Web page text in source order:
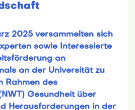
2025 versammelten sich
sowie Interessierte
an
an der Universität zu
Rahmen des
Gesundheit über
Herausforderungen in der